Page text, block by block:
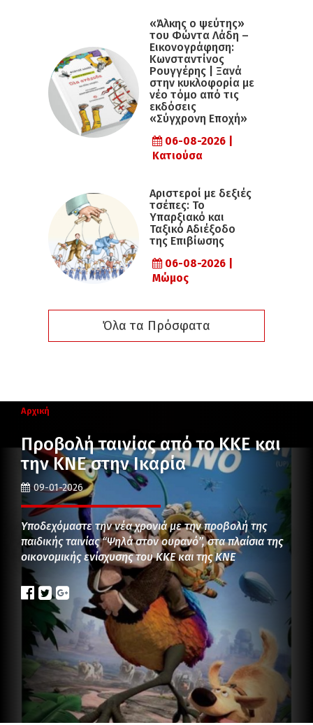
«Άλκης ο ψεύτης»
του Φώντα Λάδη –
Εικονογράφηση:
Κωνσταντίνος
Ρουγγέρης | Ξανά
στην κυκλοφορία με
νέο τόμο από τις
εκδόσεις
«Σύγχρονη Εποχή»
06-08-2026 |
Κατιούσα
Αριστεροί με δεξιές
τσέπες: Το
Υπαρξιακό και
Ταξικό Αδιέξοδο
της Επιβίωσης
06-08-2026 |
Μώμος
Όλα τα Πρόσφατα
Αρχική
Προβολή ταινίας από το ΚΚΕ και
την ΚΝΕ στην Ικαρία
09-01-2026
Υποδεχόμαστε την νέα χρονιά με την προβολή της
παιδικής ταινίας “Ψηλά στον ουρανό”, στα πλαίσια της
οικονομικής ενίσχυσης του ΚΚΕ και της ΚΝΕ